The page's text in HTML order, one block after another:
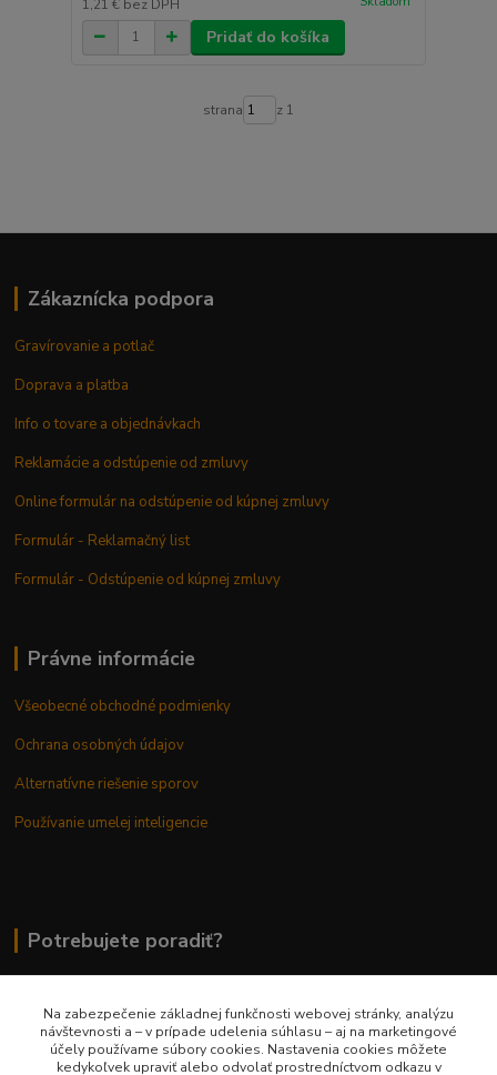
1,21 € bez DPH
Pridať do košíka
strana z 1
Zákaznícka podpora
Gravírovanie a potlač
Doprava a platba
Info o tovare a objednávkach
Reklamácie a odstúpenie od zmluvy
Online formulár na odstúpenie od kúpnej zmluvy
Formulár - Reklamačný list
Formulár - Odstúpenie od kúpnej zmluvy
Právne informácie
Všeobecné obchodné podmienky
Ochrana osobných údajov
Alternatívne riešenie sporov
Používanie umelej inteligencie
Potrebujete poradiť?
0948 236 042
Na zabezpečenie základnej funkčnosti webovej stránky, analýzu
návštevnosti a – v prípade udelenia súhlasu – aj na marketingové
účely používame súbory cookies. Nastavenia cookies môžete
kedykoľvek upraviť alebo odvolať prostredníctvom odkazu v